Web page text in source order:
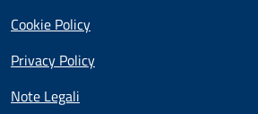
Cookie Policy
Privacy Policy
Note Legali